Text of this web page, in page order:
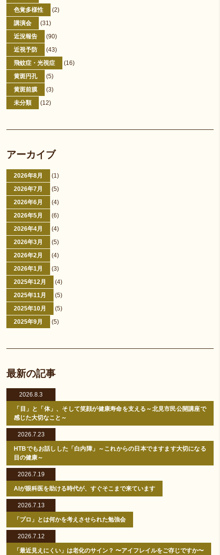
色覚多様性
(2)
講演会
(31)
近況報告
(90)
近視予防
(43)
飛蚊症・光視症
(16)
黄斑円孔
(5)
黄斑前膜
(3)
未分類
(12)
アーカイブ
2026年8月
(1)
2026年7月
(5)
2026年6月
(4)
2026年5月
(6)
2026年4月
(4)
2026年3月
(5)
2026年2月
(4)
2026年1月
(3)
2025年12月
(4)
2025年11月
(5)
2025年10月
(5)
2025年9月
(5)
最新の記事
2026.8.3
「目」と「体」、そして笑顔が健康寿命を支える～北見市民公開講座で
感じた大切なこと～
2026.7.23
HTBでもお話しした「白内障」～これからの日本でますます大切になる
目の健康～
2026.7.19
AIが眼科医を助ける時代が、すぐそこまで来ています
2026.7.13
「プロ」とは何かを考えさせられた勉強会
2026.7.12
「最近見えにくい」は老化のサイン？ 〜アイフレイルをご存じですか〜